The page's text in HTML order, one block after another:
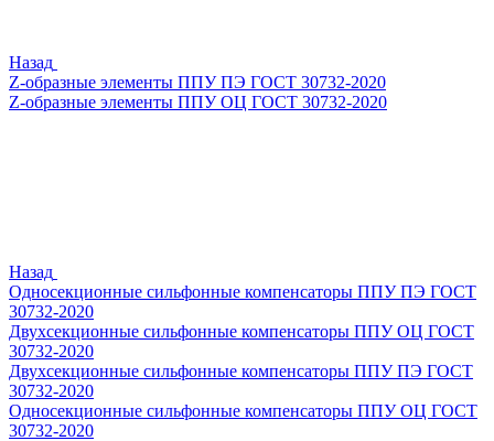
Назад
Z-образные элементы ППУ ПЭ ГОСТ 30732-2020
Z-образные элементы ППУ ОЦ ГОСТ 30732-2020
Назад
Односекционные сильфонные компенсаторы ППУ ПЭ ГОСТ
30732-2020
Двухсекционные сильфонные компенсаторы ППУ ОЦ ГОСТ
30732-2020
Двухсекционные сильфонные компенсаторы ППУ ПЭ ГОСТ
30732-2020
Односекционные сильфонные компенсаторы ППУ ОЦ ГОСТ
30732-2020